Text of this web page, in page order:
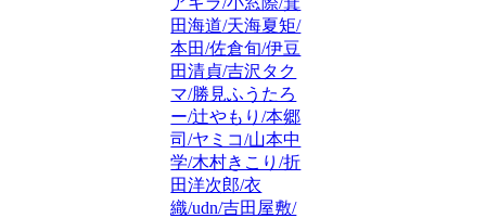
田海道/天海夏矩/
本田/佐倉旬/伊豆
田清貞/吉沢タク
マ/勝見ふうたろ
ー/辻やもり/本郷
司/ヤミコ/山本中
学/木村きこり/折
田洋次郎/衣
織/udn/吉田屋敷/